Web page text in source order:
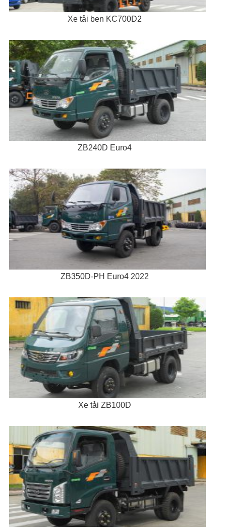
Xe tải ben KC700D2
ZB240D Euro4
ZB350D-PH Euro4 2022
Xe tải ZB100D